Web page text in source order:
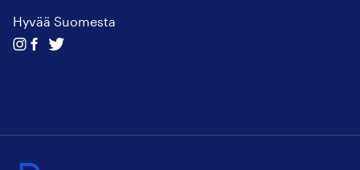
Hyvää Suomesta
Seuraa
SeuraaSeuraa